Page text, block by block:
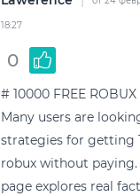
18:27
0
# 10000 FREE
Many users are
strategies for getting
robux without paying.
page explores real